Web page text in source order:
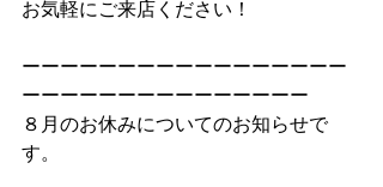
お気軽にご来店ください！
ーーーーーーーーーーーーーーーーー
ーーーーーーーーーーーーーーー
８月のお休みについてのお知らせで
す。